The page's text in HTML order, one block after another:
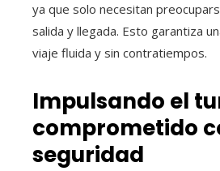
ya que solo necesitan
salida y llegada. Esto garantiza
viaje fluida y sin contratiempos.
Impulsando el
comprometido
seguridad